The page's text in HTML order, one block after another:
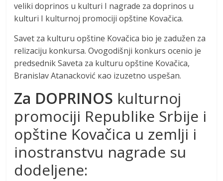
veliki doprinos u kulturi I nagrade za doprinos u
kulturi I kulturnoj promociji opštine Kovačica.
Savet za kulturu opštine Kovačica bio je zadužen za
relizaciju konkursa. Ovogodišnji konkurs oceniо је
predsednik Saveta za kulturu opštine Kovačica,
Branislav Atanacković као izuzetno uspešan.
Za DOPRINOS kulturnoj
promociji Republike Srbije i
opštine Kovačica u zemlji i
inostranstvu nagrade su
dodeljene: